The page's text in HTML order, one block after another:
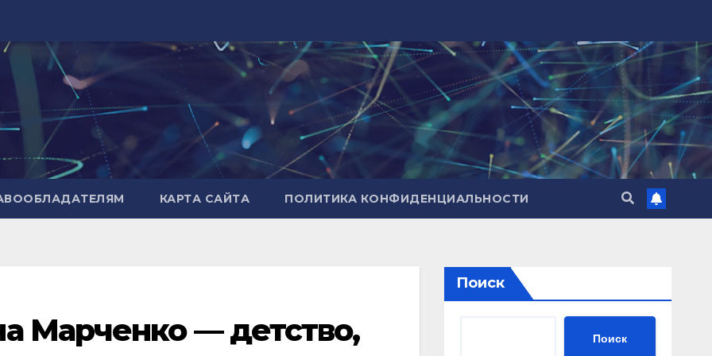
КАРТА САЙТА ПОЛИТИКА КОНФИДЕНЦИАЛЬНОСТИ
Марченко — детство,
Поиск
Поиск